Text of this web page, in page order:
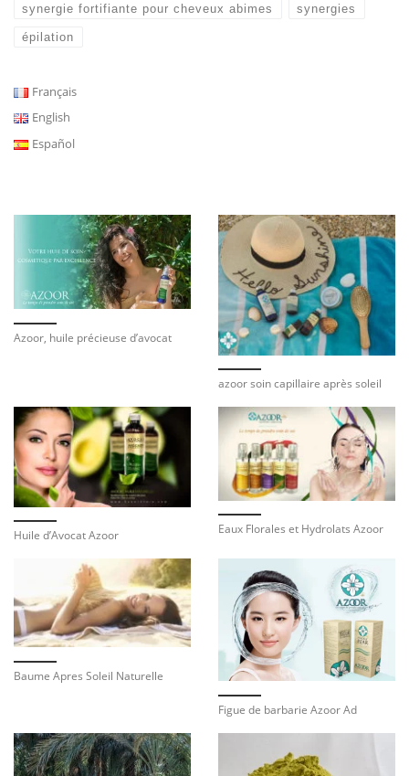
synergie fortifiante pour cheveux abimes synergies
épilation
Français
English
Español
Azoor, huile précieuse d’avocat
azoor soin capillaire après soleil
Huile d’Avocat Azoor Eaux Florales et Hydrolats Azoor
Baume Apres Soleil Naturelle
Figue de barbarie Azoor Ad